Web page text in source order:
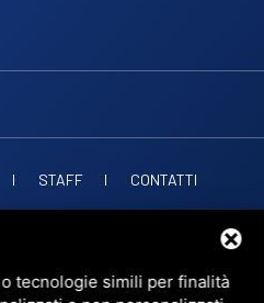
STAFF CONTATTI
tecnologie simili per finalità